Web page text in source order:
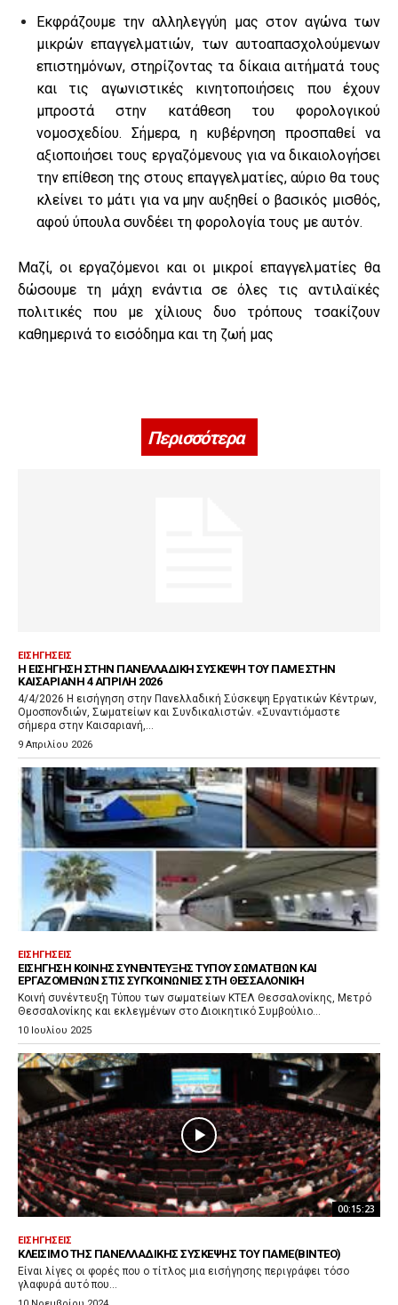
Εκφράζουμε την αλληλεγγύη μας στον αγώνα των
μικρών επαγγελματιών, των αυτοαπασχολούμενων
επιστημόνων, στηρίζοντας τα δίκαια αιτήματά τους
και τις αγωνιστικές κινητοποιήσεις που έχουν
μπροστά στην κατάθεση του φορολογικού
νομοσχεδίου. Σήμερα, η κυβέρνηση προσπαθεί να
αξιοποιήσει τους εργαζόμενους για να δικαιολογήσει
την επίθεση της στους επαγγελματίες, αύριο θα τους
κλείνει το μάτι για να μην αυξηθεί ο βασικός μισθός,
αφού ύπουλα συνδέει τη φορολογία τους με αυτόν.
Μαζί, οι εργαζόμενοι και οι μικροί επαγγελματίες θα
δώσουμε τη μάχη ενάντια σε όλες τις αντιλαϊκές
πολιτικές που με χίλιους δυο τρόπους τσακίζουν
καθημερινά το εισόδημα και τη ζωή μας
Περισσότερα
ΕΙΣΗΓΉΣΕΙΣ
Η ΕΙΣΉΓΗΣΗ ΣΤΗΝ ΠΑΝΕΛΛΑΔΙΚΉ ΣΎΣΚΕΨΗ ΤΟΥ ΠΑΜΕ ΣΤΗΝ
ΚΑΙΣΑΡΙΑΝΉ 4 ΑΠΡΊΛΗ 2026
4/4/2026 Η εισήγηση στην Πανελλαδική Σύσκεψη Εργατικών Κέντρων,
Ομοσπονδιών, Σωματείων και Συνδικαλιστών. «Συναντιόμαστε
σήμερα στην Καισαριανή,...
9 Απριλίου 2026
ΕΙΣΗΓΉΣΕΙΣ
ΕΙΣΉΓΗΣΗ ΚΟΙΝΉΣ ΣΥΝΈΝΤΕΥΞΗΣ ΤΎΠΟΥ ΣΩΜΑΤΕΊΩΝ ΚΑΙ
ΕΡΓΑΖΟΜΈΝΩΝ ΣΤΙΣ ΣΥΓΚΟΙΝΩΝΊΕΣ ΣΤΗ ΘΕΣΣΑΛΟΝΊΚΗ
Κοινή συνέντευξη Τύπου των σωματείων ΚΤΕΛ Θεσσαλονίκης, Μετρό
Θεσσαλονίκης και εκλεγμένων στο Διοικητικό Συμβούλιο...
10 Ιουλίου 2025
00:15:23
ΕΙΣΗΓΉΣΕΙΣ
ΚΛΕΊΣΙΜΟ ΤΗΣ ΠΑΝΕΛΛΑΔΙΚΉΣ ΣΎΣΚΕΨΗΣ ΤΟΥ ΠΑΜΕ(ΒΙΝΤΕΟ)
Είναι λίγες οι φορές που ο τίτλος μια εισήγησης περιγράφει τόσο
γλαφυρά αυτό που...